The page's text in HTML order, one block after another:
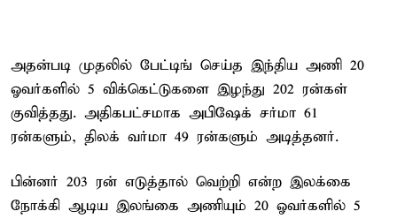
அதன்படி முதலில் பேட்டிங் செய்த இந்திய அணி 20
ஓவர்களில் 5 விக்கெட்டுகளை இழந்து 202 ரன்கள்
குவித்தது. அதிகபட்சமாக அபிஷேக் சர்மா 61
ரன்களும், திலக் வர்மா 49 ரன்களும் அடித்தனர்.
பின்னர் 203 ரன் எடுத்தால் வெற்றி என்ற இலக்கை
நோக்கி ஆடிய இலங்கை அணியும் 20 ஓவர்களில் 5